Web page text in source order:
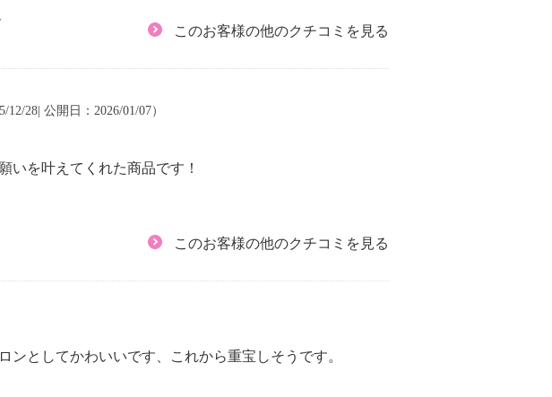
このお客様の他のクチコミを見る
12/28| 公開日：2026/01/07）
いを叶えてくれた商品です！
このお客様の他のクチコミを見る
としてかわいいです、これから重宝しそうです。